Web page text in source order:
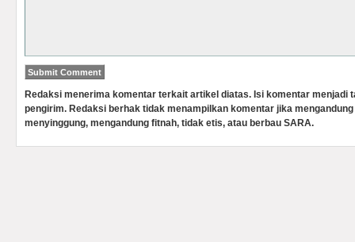
Redaksi menerima komentar terkait artikel diatas. Isi komentar menjadi
pengirim. Redaksi berhak tidak menampilkan komentar jika
menyinggung, mengandung fitnah, tidak etis, atau berbau SARA.